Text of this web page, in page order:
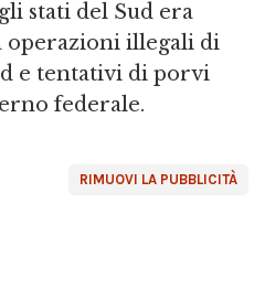
stati del Sud era
operazioni illegali di
e tentativi di porvi
federale.
RIMUOVI LA PUBBLICITÀ